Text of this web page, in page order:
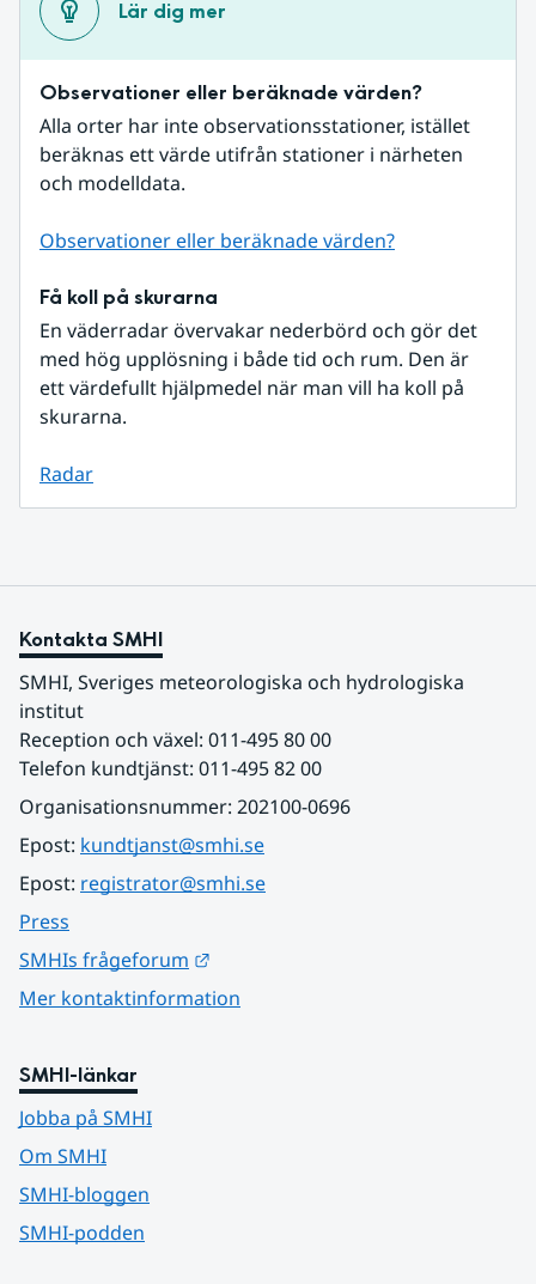
Lär dig mer
Observationer eller beräknade värden?
Alla orter har inte observationsstationer, istället
beräknas ett värde utifrån stationer i närheten
och modelldata.
Observationer eller beräknade värden?
Få koll på skurarna
En väderradar övervakar nederbörd och gör det
med hög upplösning i både tid och rum. Den är
ett värdefullt hjälpmedel när man vill ha koll på
skurarna.
Radar
Kontakta SMHI
SMHI, Sveriges meteorologiska och hydrologiska
institut
Reception och växel: 011-495 80 00
Telefon kundtjänst: 011-495 82 00
Organisationsnummer: 202100-0696
Epost: kundtjanst@smhi.se
Epost: registrator@smhi.se
Press
SMHIs frågeforum
Mer kontaktinformation
SMHI-länkar
Jobba på SMHI
Om SMHI
SMHI-bloggen
SMHI-podden